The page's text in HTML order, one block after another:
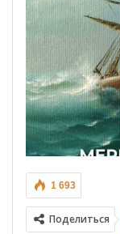
1 693
Поделиться